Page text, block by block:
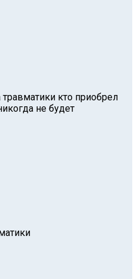
кто приобрел
не будет